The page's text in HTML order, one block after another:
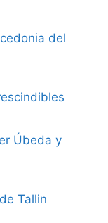
del
Úbeda y
Tallin